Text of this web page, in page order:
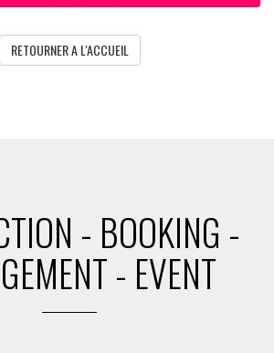
RETOURNER A L'ACCUEIL
- BOOKING -
- EVENT